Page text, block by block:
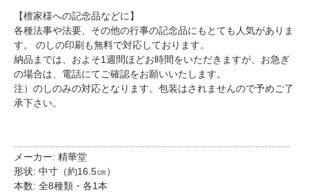
【檀家様への記念品などに】
各種法事や法要、その他の行事の記念品にもとても人気がありま
す。 のしの印刷も無料で対応しております。
納品までは、およそ1週間ほどお時間をいただきますが、お急ぎ
の場合は、電話にてご確認をお願いいたします。
注）のしのみの対応となります。包装はされませんので予めご了
承下さい。
メーカー: 精華堂
形状: 中寸（約16.5㎝）
本数: 全8種類・各1本